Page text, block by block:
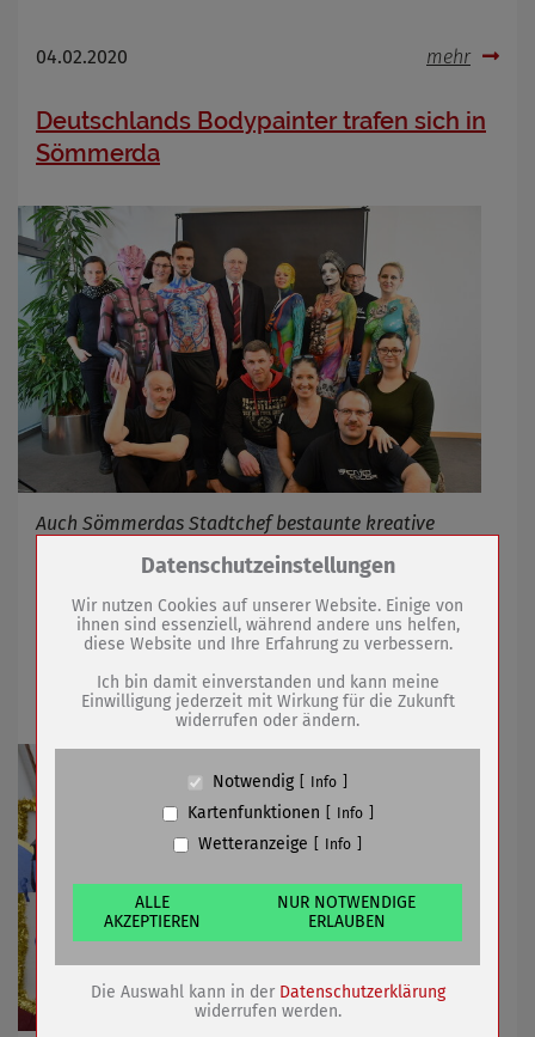
04.02.2020 mehr
Deutschlands Bodypainter trafen sich in
Sömmerda
Auch Sömmerdas Stadtchef bestaunte kreative
03.02.2020 mehr
Stadtschlüssel in Narrenhand
Zum Betrieb der Seite notwendige Cookies /
Name
PHP Session Cookie
Anbieter
Eigentümer dieser Website (Wenko-
Wenselaar GmbH & Co. KG)
Absicherung Kontaktformular / SPAM
Cookiespeicherung Entscheidungscookie
Anbieter
Eigentümer dieser Website (Wenko-
Wenselaar GmbH & Co. KG)
Zweck
Speichert die Einstellungen der Besucher
bezüglich der Speicherung von Cookies.
Cookie Name
dywc
Cookie Laufzeit
1 Jahr
Datenschutzeinstellungen
Wir nutzen Cookies auf unserer Website. Einige von
ihnen sind essenziell, während andere uns helfen,
diese Website und Ihre Erfahrung zu verbessern.
Ich bin damit einverstanden und kann meine
Einwilligung jederzeit mit Wirkung für die Zukunft
widerrufen oder ändern.
Notwendig Info
Kartenfunktionen Info
Wetteranzeige Info
ALLE
AKZEPTIEREN
NUR NOTWENDIGE
ERLAUBEN
Die Auswahl kann in der Datenschutzerklärung
widerrufen werden.